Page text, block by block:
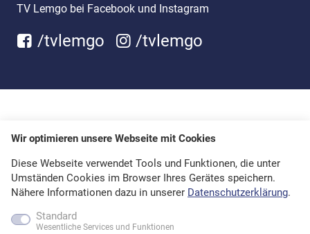
TV Lemgo bei Facebook und Instagram
/tvlemgo /tvlemgo
Wir optimieren unsere Webseite mit Cookies
Diese Webseite verwendet Tools und Funktionen, die unter
Umständen Cookies im Browser Ihres Gerätes speichern.
Nähere Informationen dazu in unserer Datenschutzerklärung.
Standard
Wesentliche Services und Funktionen